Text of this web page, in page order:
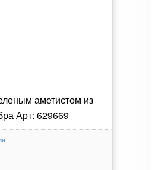
аметистом из
Арт: 629669